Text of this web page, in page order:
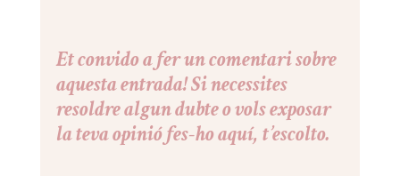
Et convido a fer un comentari sobre
aquesta entrada! Si necessites
resoldre algun dubte o vols exposar
la teva opinió fes-ho aquí, t’escolto.